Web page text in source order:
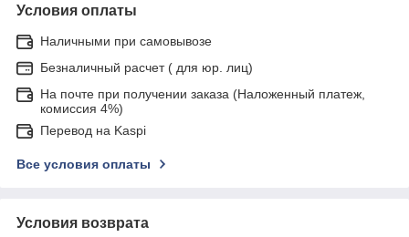
Условия оплаты
Наличными при самовывозе
Безналичный расчет ( для юр. лиц)
На почте при получении заказа (Наложенный платеж,
комиссия 4%)
Перевод на Kaspi
Все условия оплаты
Условия возврата